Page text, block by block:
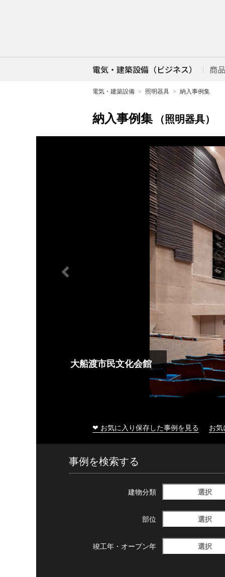
電気・建築設備（ビジネス） 商
電気・建築設備 照明器具 納入事例集
納入事例集 （照明器具）
大船渡市民文化会館
❤ お気に入り保存した事例を見る お
事例を検索する
建物分類 選択
部位 選択
竣工年・ オープン年 選択